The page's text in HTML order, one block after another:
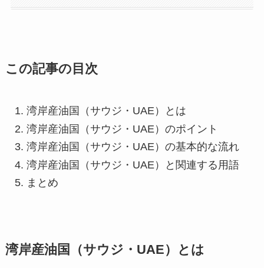
この記事の目次
湾岸産油国（サウジ・UAE）とは
湾岸産油国（サウジ・UAE）のポイント
湾岸産油国（サウジ・UAE）の基本的な流れ
湾岸産油国（サウジ・UAE）と関連する用語
まとめ
湾岸産油国（サウジ・UAE）とは